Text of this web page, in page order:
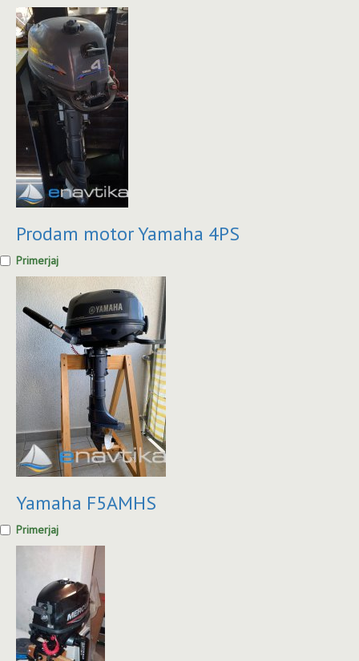
Prodam motor Yamaha 4PS
Primerjaj
Yamaha F5AMHS
Primerjaj